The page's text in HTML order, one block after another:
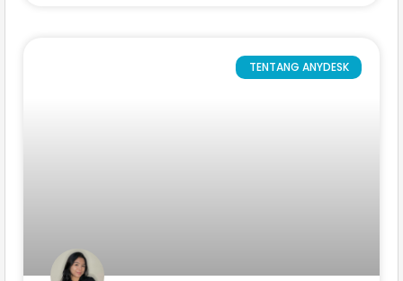
TENTANG ANYDESK